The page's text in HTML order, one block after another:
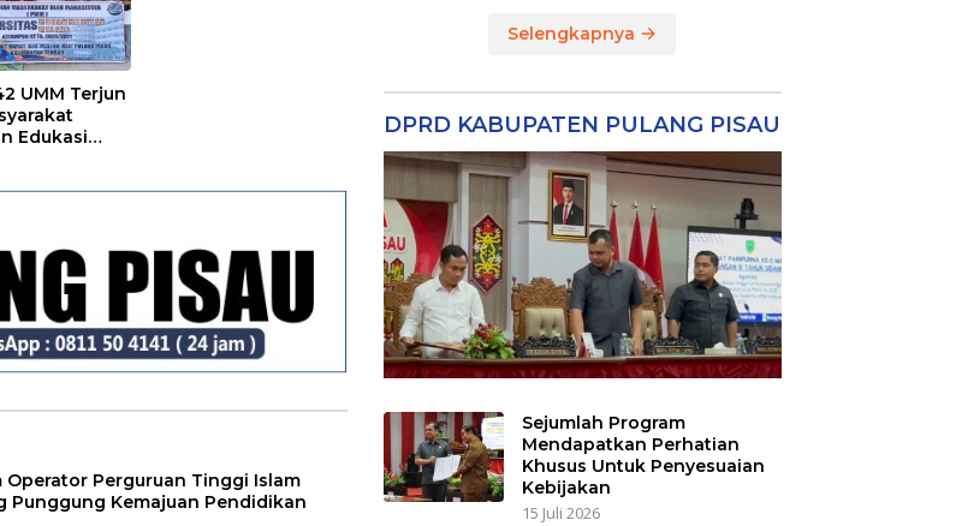
UMM Terjun
Edukasi
Operator Perguruan Tinggi Islam
Punggung Kemajuan Pendidikan
Selengkapnya
DPRD KABUPATEN PULANG PISAU
Sejumlah Program
Mendapatkan Perhatian
Khusus Untuk Penyesuaian
Kebijakan
15 Juli 2026